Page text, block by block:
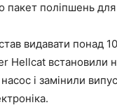
пакет поліпшень
видавати понад
встановили
і замінили